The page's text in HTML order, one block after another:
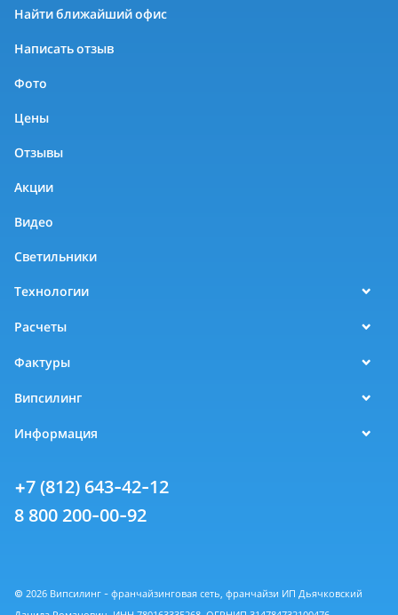
Найти ближайший офис
Написать отзыв
Фото
Цены
Отзывы
Акции
Видео
Светильники
Технологии
Расчеты
Фактуры
Випсилинг
Информация
+7 (812) 643-42-12
8 800 200-00-92
© 2026 Випсилинг - франчайзинговая сеть, франчайзи ИП Дьячковский